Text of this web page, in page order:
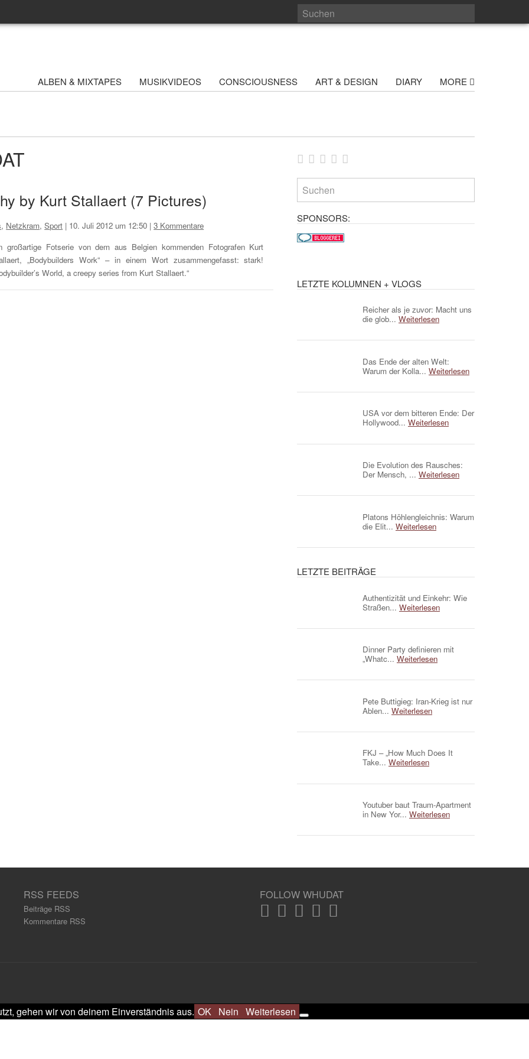
ALBEN & MIXTAPES MUSIKVIDEOS CONSCIOUSNESS ART & DESIGN DIARY MORE
by Kurt Stallaert (7 Pictures)
, Netzkram,Sport | 10. Juli 2012 um 12:50 |3 Kommentare
großartige Fotserie von dem aus Belgien kommenden Fotografen Kurt
„Bodybuilders Work“ – in einem Wort zusammengefasst: stark!
World, a creepy series from Kurt Stallaert.“
SPONSORS:
LETZTE KOLUMNEN + VLOGS
Reicher als je zuvor: Macht uns
die glob... Weiterlesen
Das Ende der alten Welt:
Warum der Kolla... Weiterlesen
USA vor dem bitteren Ende: Der
Hollywood... Weiterlesen
Die Evolution des Rausches:
Der Mensch, ... Weiterlesen
Platons Höhlengleichnis: Warum
die Elit... Weiterlesen
LETZTE BEITRÄGE
Authentizität und Einkehr: Wie
Straßen... Weiterlesen
Dinner Party definieren mit
„Whatc... Weiterlesen
Pete Buttigieg: Iran-Krieg ist nur
Ablen... Weiterlesen
FKJ – „How Much Does It
Take... Weiterlesen
Youtuber baut Traum-Apartment
in New Yor... Weiterlesen
RSS FEEDS
Beiträge RSS
Kommentare RSS
FOLLOW WHUDAT
gehen wir von deinem Einverständnis aus. OK Nein Weiterlesen